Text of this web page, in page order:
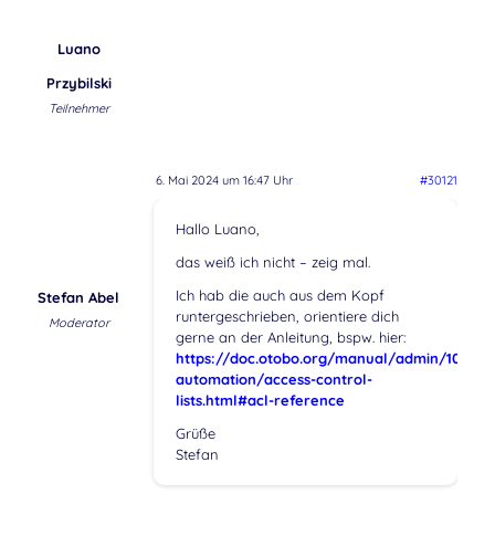
Luano
Przybilski
Teilnehmer
6. Mai 2024 um 16:47 Uhr #30121
Stefan Abel
Moderator
Hallo Luano,
das weiß ich nicht – zeig mal.
Ich hab die auch aus dem Kopf
runtergeschrieben, orientiere dich
gerne an der Anleitung, bspw. hier:
https://doc.otobo.org/manual/admin/10.1/
automation/access-control-
lists.html#acl-reference
Grüße
Stefan